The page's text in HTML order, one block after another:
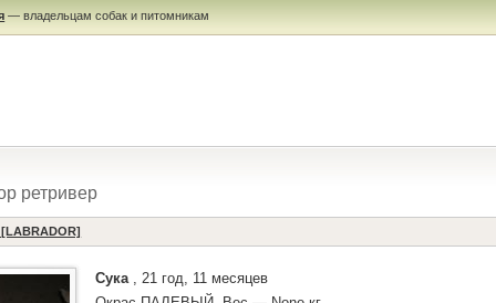
— владельцам собак и питомникам
ретривер
Сука , 21 год, 11 месяцев